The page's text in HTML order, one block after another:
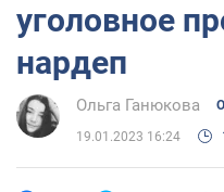
уголовное
нардеп
Ольга Ганюкова
19.01.2023 16:24